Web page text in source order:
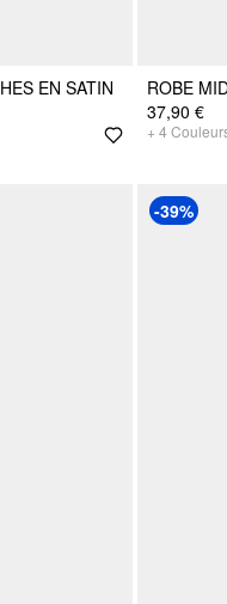
EN SATIN
ROBE
37,90 €
+ 4
-39%